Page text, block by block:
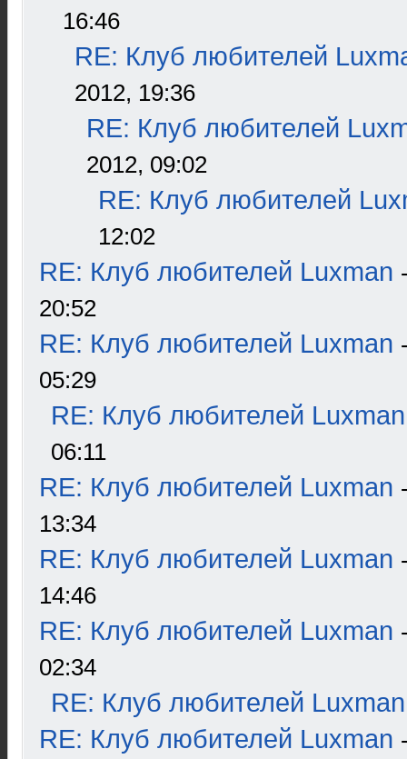
16:46
RE: Клуб любителей
2012, 19:36
RE: Клуб любителей
2012, 09:02
RE: Клуб любителей
12:02
RE: Клуб любителей Luxman
20:52
RE: Клуб любителей Luxman
05:29
RE: Клуб любителей Luxman
06:11
RE: Клуб любителей Luxman
13:34
RE: Клуб любителей Luxman
14:46
RE: Клуб любителей Luxman
02:34
RE: Клуб любителей Luxman
RE: Клуб любителей Luxman